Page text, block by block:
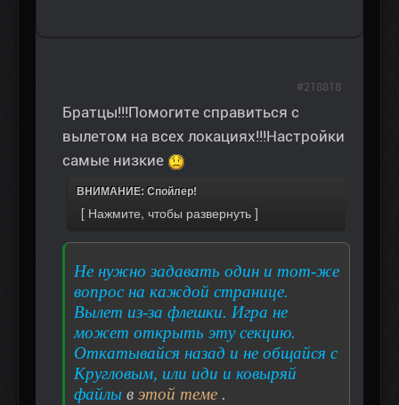
Братцы!!!Помогите справиться с
вылетом на всех локациях!!!Настройки
самые низкие
ВНИМАНИЕ: Спойлер!
Не нужно задавать один и тот-же
вопрос на каждой странице.
Вылет из-за флешки. Игра не
может открыть эту секцию.
Откатывайся назад и не общайся с
Кругловым, или иди и ковыряй
файлы в этой теме .
#218818